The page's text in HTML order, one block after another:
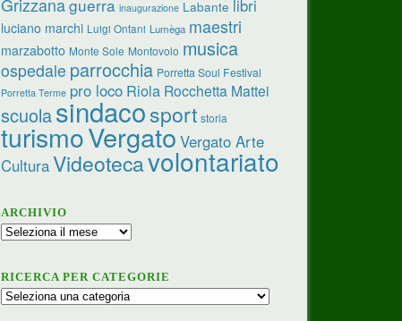
Grizzanaguerra inaugurazione Labante libri
luciano marchi Luigi Ontani Lumèga maestri
marzabotto Monte Sole Montovolo musica
ospedale parrocchia Porretta Soul Festival
Porretta Terme pro loco Riola Rocchetta Mattei
scuolasindacosport storia
turismoVergato Vergato Arte
CulturaVideotecavolontariato
ARCHIVIO
Archivio
RICERCA PER CATEGORIE
Ricerca